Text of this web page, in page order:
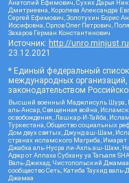
Анатолий Ефимович, Сухих Дарья
Дмитриевна, Королева Александра
Сергей Ефимович, Золотухин Борис
Иосифовна, Орлов Олег Петрович,
Захаров Герман Константинович
Источник: http://
23.12.2021
* Единый федеральный
международных организаций,
законодательством
Высший военный Маджлисуль Шура,
аль-Ансар, Священная война,
освобождения, Лашкар-И-Тайба,
Туркестана, Общество социальных
Дом двух святых, Джунд аш-Шам,
странах исламского Магриба, Имарат
Джабха аль-Нусра ли-Ахль аш-Шам,
Аджр от Аллаха Субхану уа Тагьаля
Валь-Джихад, Чистопольский
сообщество Сеть, Катиба Таухид
Джамаа